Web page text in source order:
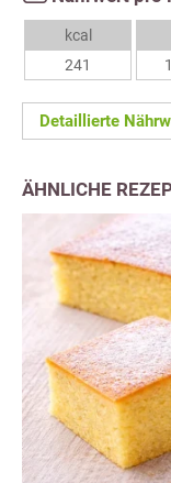
kcal
241
Detaillierte
ÄHNLICHE